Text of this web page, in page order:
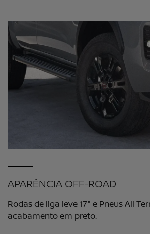
APARÊNCIA OFF-ROAD
Rodas de liga leve 17" e Pneus All
acabamento em preto.